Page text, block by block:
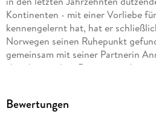
Kontinenten - mit einer Vorliebe
kennengelernt hat, hat er
Norwegen seinen Ruhepunkt
gemeinsam mit seiner Partnerin
skandinavischen Raum
beschreibt er getreu dem Motto:
Bewertungen